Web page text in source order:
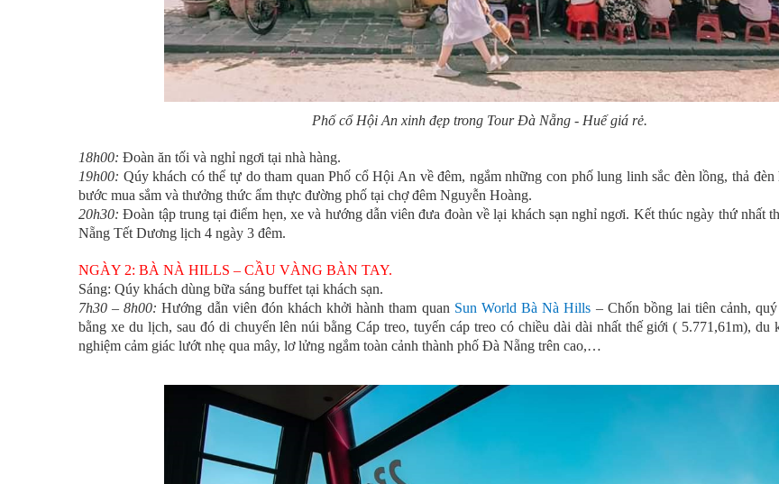
Phố cổ Hội An xinh đẹp trong Tour Đà Nẵng - Huế giá rẻ.
18h00: Đoàn ăn tối và nghỉ ngơi tại nhà hàng.
19h00: Qúy khách có thể tự do tham quan Phố cổ Hội An về đêm, ngắm những con phố lung linh sắc đèn lồng, thả đèn
bước mua sắm và thưởng thức ẩm thực đường phố tại chợ đêm Nguyễn Hoàng.
20h30: Đoàn tập trung tại điểm hẹn, xe và hướng dẫn viên đưa đoàn về lại khách sạn nghỉ ngơi. Kết thúc ngày thứ nhất
Nẵng Tết Dương lịch 4 ngày 3 đêm.
NGÀY 2: BÀ NÀ HILLS – CẦU VÀNG BÀN TAY.
Sáng: Qúy khách dùng bữa sáng buffet tại khách sạn.
7h30 – 8h00: Hướng dẫn viên đón khách khởi hành tham quan Sun World Bà Nà Hills – Chốn bồng lai tiên cảnh,
bằng xe du lịch, sau đó di chuyển lên núi bằng Cáp treo, tuyến cáp treo có chiều dài dài nhất thế giới ( 5.771,61m), du
nghiệm cảm giác lướt nhẹ qua mây, lơ lửng ngắm toàn cảnh thành phố Đà Nẵng trên cao,…